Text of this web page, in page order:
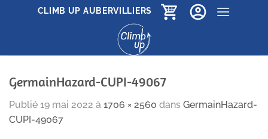
CLIMB UP AUBERVILLIERS
GermainHazard-CUPI-49067
Publié 19 mai 2022 à 1706 × 2560 dans GermainHazard-
CUPI-49067